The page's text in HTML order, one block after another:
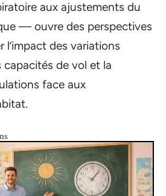
aux ajustements du
— ouvre des perspectives
l’impact des variations
de vol et la
face aux